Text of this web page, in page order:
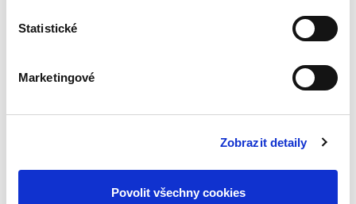
Statistické
Marketingové
Zobrazit detaily
Povolit všechny cookies
Martin Adamec
pomezí obou těchto oborů. Ačkoliv právním